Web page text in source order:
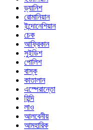
ড্যানিশ
রোমানিয়ান
ইন্দোনেশিয়ান
চেক
আফ্রিকান
সুইডিশ
পোলিশ
বাস্ক
কাতালান
এস্পেরান্তো
হিন্দি
লাও
আলবেনীয়
আমহারিক